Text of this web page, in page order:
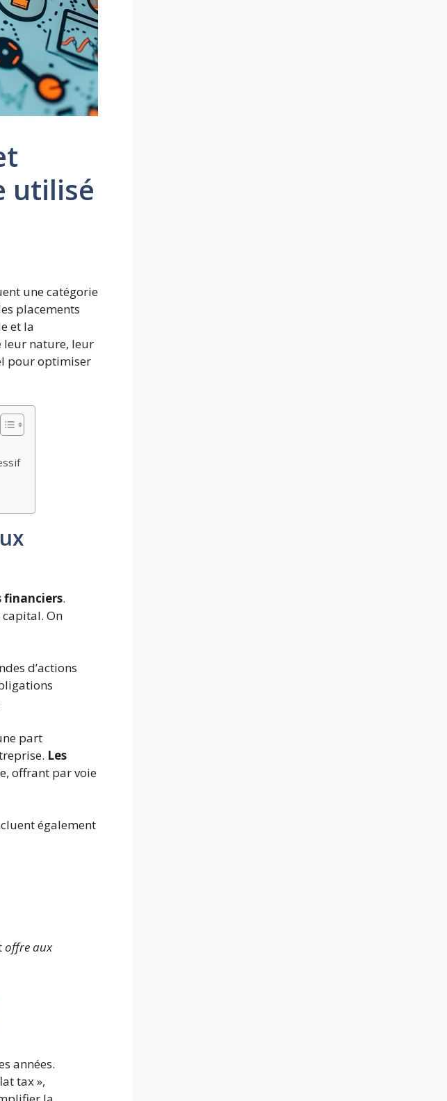
utilisé
une catégorie
placements
et la
leur nature, leur
pour optimiser
financiers.
On
d’actions
part
Les
offrant par voie
également
offre aux
années.
tax »,